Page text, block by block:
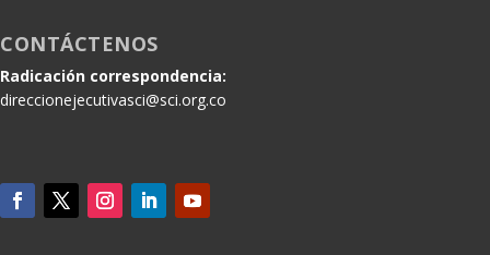
CONTÁCTENOS
Radicación correspondencia:
direccionejecutivasci@sci.org.co